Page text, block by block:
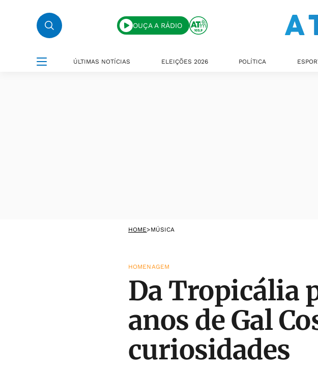
OUÇA A RÁDIO
ÚLTIMAS NOTÍCIAS ELEIÇÕES 2026 POLÍTICA
HOME>MÚSICA
HOMENAGEM
Da Tropicália
anos de Gal
curiosidades